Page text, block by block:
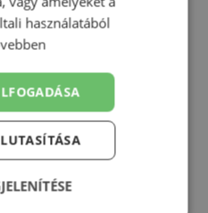
használatából